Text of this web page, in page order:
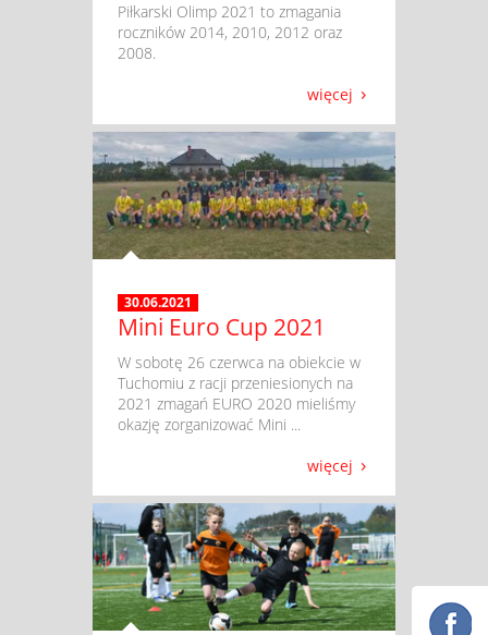
​ Piłkarski Olimp 2021 to zmagania
roczników 2014, 2010, 2012 oraz
2008.
więcej
30.06.2021
Mini Euro Cup 2021
​ W sobotę 26 czerwca na obiekcie w
Tuchomiu z racji przeniesionych na
2021 zmagań EURO 2020 mieliśmy
okazję zorganizować Mini ...
więcej